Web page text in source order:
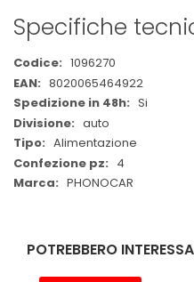
Specifiche
Maggiori
Informazioni
1096270
8020065464922
Si
auto
Alimentazione
4
PHONOCAR
POTREBBERO